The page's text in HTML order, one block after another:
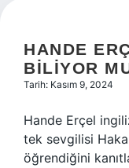
HANDE
BILIYOR
Tarih: Kasım 9, 2024
Hande Erçel
tek sevgilisi
öğrendiğini